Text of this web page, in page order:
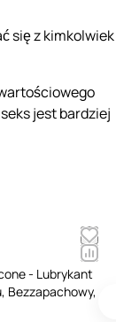
się z kimkolwiek
jest bardziej
- Lubrykant
Bezzapachowy,